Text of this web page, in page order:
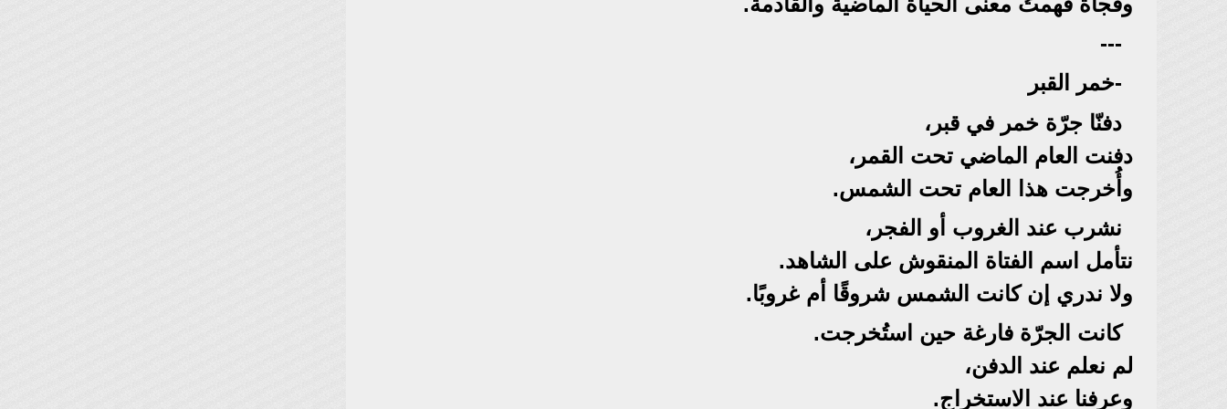
---
-خمر القبر
دفنّا جرّة خمر في قبر،
دفنت العام الماضي تحت القمر،
وأُخرجت هذا العام تحت الشمس.
نشرب عند الغروب أو الفجر،
نتأمل اسم الفتاة المنقوش على الشاهد.
ولا ندري إن كانت الشمس شروقًا أم غروبًا.
كانت الجرّة فارغة حين استُخرجت.
لم نعلم عند الدفن،
وعرفنا عند الاستخراج.